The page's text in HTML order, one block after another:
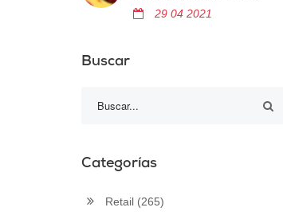
29 04 2021
Buscar
Categorías
Retail (265)